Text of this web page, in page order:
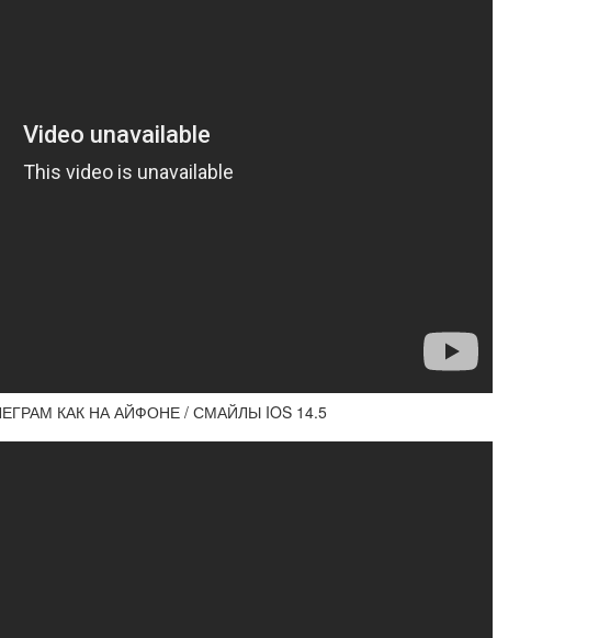
КАК НА АЙФОНЕ / СМАЙЛЫ IOS 14.5